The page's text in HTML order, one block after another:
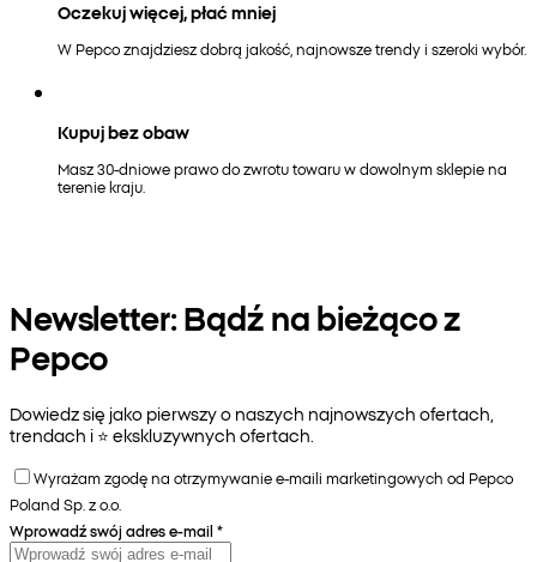
Oczekuj więcej, płać mniej
W Pepco znajdziesz dobrą jakość, najnowsze trendy i szeroki wybór.
Kupuj bez obaw
Masz 30-dniowe prawo do zwrotu towaru w dowolnym sklepie na
terenie kraju.
Newsletter: Bądź na bieżąco z
Pepco
Dowiedz się jako pierwszy o naszych najnowszych ofertach,
trendach i ⭐️ ekskluzywnych ofertach.
Wyrażam zgodę na otrzymywanie e-maili marketingowych od Pepco
Poland Sp. z o.o.
Wprowadź swój adres e-mail *